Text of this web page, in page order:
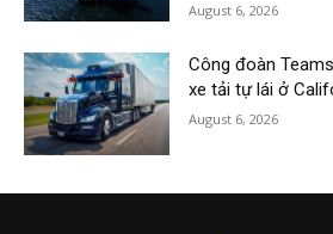
August 6, 2026
Công đoàn
xe tải tự lái ở
August 6, 2026